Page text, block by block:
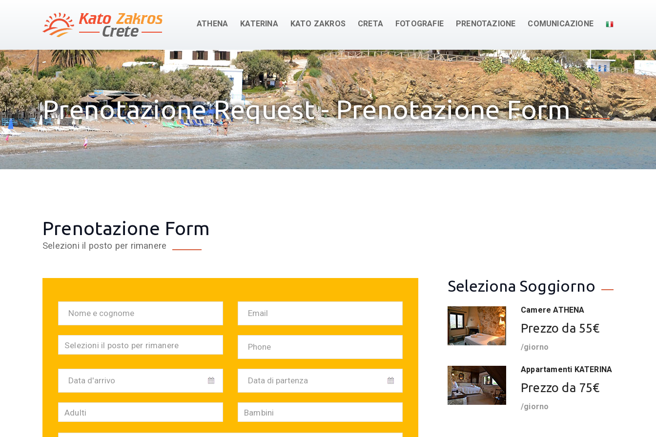
ATHENA KATERINA KATO ZAKROS CRETA FOTOGRAFIE PRENOTAZIONE COMUNICAZIONE
Prenotazione Request - Prenotazione Form
Prenotazione Form
Selezioni il posto per rimanere
Selezioni il posto per rimanere
Adulti Bambini
Seleziona Soggiorno
Camere ATHENA
Prezzo da 55€
/giorno
Appartamenti KATERINA
Prezzo da 75€
/giorno